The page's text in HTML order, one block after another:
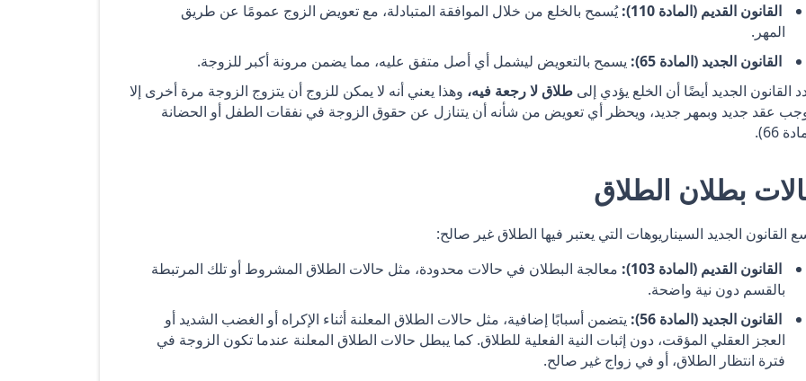
القانون القديم (المادة 110):
يُسمح بالخلع من خلال الموافقة المتبادلة، مع تعويض الزوج عمومًا عن طريق
المهر.
القانون الجديد (المادة 65):
يسمح بالتعويض ليشمل أي أصل متفق عليه، مما يضمن مرونة أكبر للزوجة.
القانون الجديد أيضًا أن الخلع يؤدي إلىطلاق لا رجعة فيه، وهذا يعني أنه لا يمكن للزوج أن يتزوج الزوجة مرة أخرى إلا
عقد جديد وبمهر جديد، ويحظر أي تعويض من شأنه أن يتنازل عن حقوق الزوجة في نفقات الطفل أو الحضانة
66).
بطلان الطلاق
القانون الجديد السيناريوهات التي يعتبر فيها الطلاق غير صالح:
القانون القديم (المادة 103):
معالجة البطلان في حالات محدودة، مثل حالات الطلاق المشروط أو تلك المرتبطة
بالقسم دون نية واضحة.
القانون الجديد (المادة 56):
يتضمن أسبابًا إضافية، مثل حالات الطلاق المعلنة أثناء الإكراه أو الغضب الشديد أو
العجز العقلي المؤقت، دون إثبات النية الفعلية للطلاق. كما يبطل حالات الطلاق المعلنة عندما تكون الزوجة في
فترة انتظار الطلاق، أو في زواج غير صالح.